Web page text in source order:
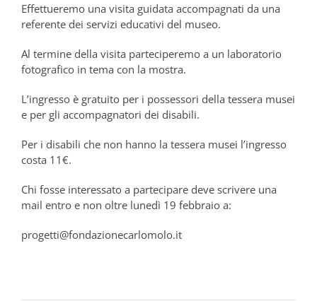
Effettueremo una visita guidata accompagnati da una
referente dei servizi educativi del museo.
Al termine della visita parteciperemo a un laboratorio
fotografico in tema con la mostra.
L’ingresso è gratuito per i possessori della tessera musei
e per gli accompagnatori dei disabili.
Per i disabili che non hanno la tessera musei l’ingresso
costa 11€.
Chi fosse interessato a partecipare deve scrivere una
mail entro e non oltre lunedì 19 febbraio a:
progetti@fondazionecarlomolo.it